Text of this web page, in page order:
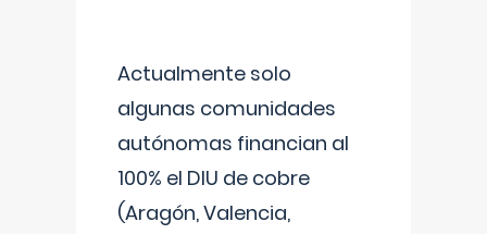
Actualmente solo
algunas comunidades
autónomas financian al
100% el DIU de cobre
(Aragón, Valencia,